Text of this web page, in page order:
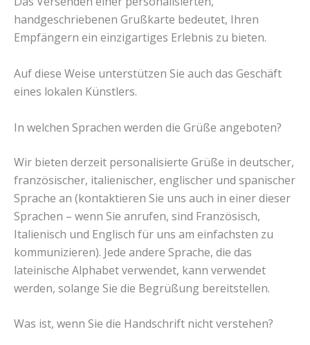
handgeschriebenen Grußkarte bedeutet, Ihren
Empfängern ein einzigartiges Erlebnis zu bieten.
Auf diese Weise unterstützen Sie auch das Geschäft
eines lokalen Künstlers.
In welchen Sprachen werden die Grüße angeboten?
Wir bieten derzeit personalisierte Grüße in deutscher,
französischer, italienischer, englischer und spanischer
Sprache an (kontaktieren Sie uns auch in einer dieser
Sprachen – wenn Sie anrufen, sind Französisch,
Italienisch und Englisch für uns am einfachsten zu
kommunizieren). Jede andere Sprache, die das
lateinische Alphabet verwendet, kann verwendet
werden, solange Sie die Begrüßung bereitstellen.
Was ist, wenn Sie die Handschrift nicht verstehen?